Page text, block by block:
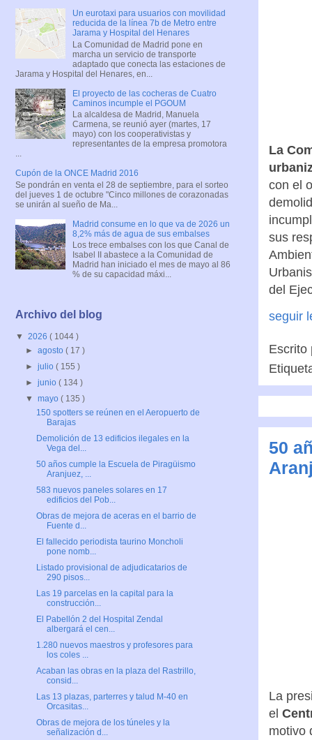
La
con el
sus
del
seguir
50
La
el
motivo
Un eurotaxi para usuarios con movilidad
reducida de la línea 7b de Metro entre
Jarama y Hospital del Henares
La Comunidad de Madrid pone en
marcha un servicio de transporte
adaptado que conecta las estaciones de
Jarama y Hospital del Henares, en...
El proyecto de las cocheras de Cuatro
Caminos incumple el PGOUM
La alcaldesa de Madrid, Manuela
Carmena, se reunió ayer (martes, 17
mayo) con los cooperativistas y
representantes de la empresa promotora
...
Cupón de la ONCE Madrid 2016
Se pondrán en venta el 28 de septiembre, para el sorteo
del jueves 1 de octubre "Cinco millones de corazonadas
se unirán al sueño de Ma...
Madrid consume en lo que va de 2026 un
8,2% más de agua de sus embalses
Los trece embalses con los que Canal de
Isabel II abastece a la Comunidad de
Madrid han iniciado el mes de mayo al 86
% de su capacidad máxi...
Archivo del blog
▼ 2026 ( 1044 )
►agosto( 17 )
►julio( 155 )
►junio( 134 )
▼mayo( 135 )
150 spotters se reúnen en el Aeropuerto de
Barajas
Demolición de 13 edificios ilegales en la
Vega del...
50 años cumple la Escuela de Piragüismo
Aranjuez, ...
583 nuevos paneles solares en 17
edificios del Pob...
Obras de mejora de aceras en el barrio de
Fuente d...
El fallecido periodista taurino Moncholi
pone nomb...
Listado provisional de adjudicatarios de
290 pisos...
Las 19 parcelas en la capital para la
construcción...
El Pabellón 2 del Hospital Zendal
albergará el cen...
1.280 nuevos maestros y profesores para
los coles ...
Acaban las obras en la plaza del Rastrillo,
consid...
Las 13 plazas, parterres y talud M-40 en
Orcasitas...
Obras de mejora de los túneles y la
señalización d...